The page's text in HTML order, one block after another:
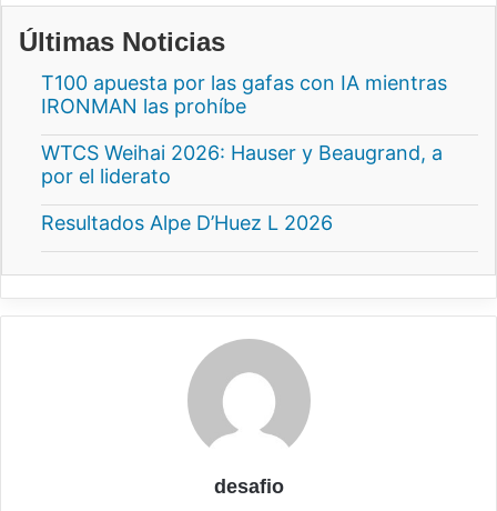
Últimas Noticias
T100 apuesta por las gafas con IA mientras
IRONMAN las prohíbe
WTCS Weihai 2026: Hauser y Beaugrand, a
por el liderato
Resultados Alpe D’Huez L 2026
desafio